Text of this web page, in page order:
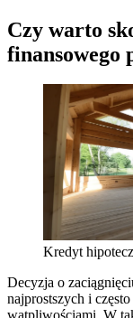
Czy warto
finansowego
Kredyt
Decyzja o
najprostszych i